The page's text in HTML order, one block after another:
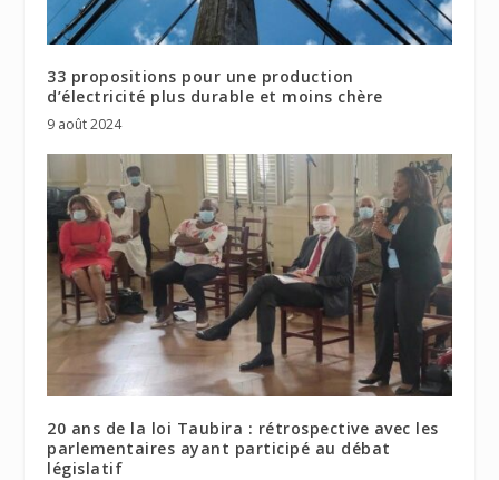
33 propositions pour une production
d’électricité plus durable et moins chère
9 août 2024
20 ans de la loi Taubira : rétrospective avec les
parlementaires ayant participé au débat
législatif